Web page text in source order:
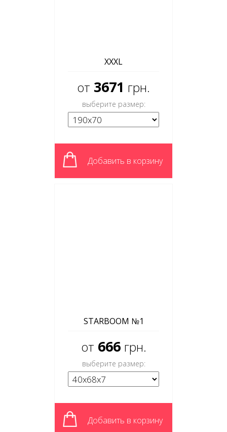
XXXL
от 3671 грн.
выберите размер:
Добавить в корзину
STARBOOM №1
от 666 грн.
выберите размер:
Добавить в корзину